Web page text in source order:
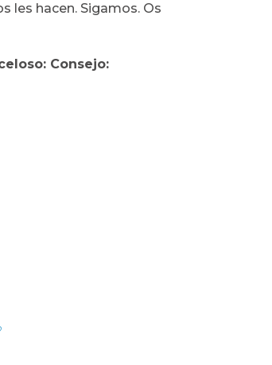
les hacen. Sigamos. Os
Consejo: